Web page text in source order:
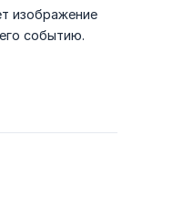
изображение
событию.